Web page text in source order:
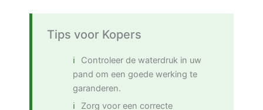
Tips voor Kopers
Controleer de waterdruk in uw
pand om een goede werking te
garanderen.
Zorg voor een correcte